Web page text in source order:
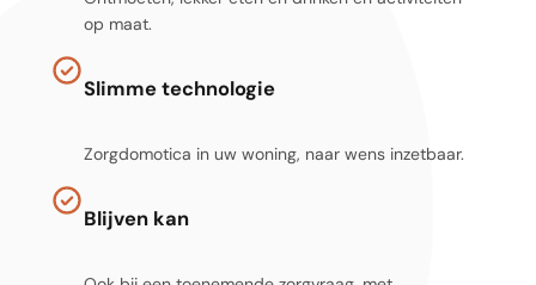
op maat.
Slimme technologie
Zorgdomotica in uw woning, naar wens inzetbaar.
Blijven kan